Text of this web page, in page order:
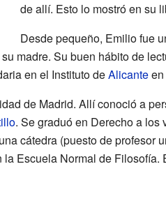
de allí. Esto lo mostró en su
Desde pequeño, Emilio fue
madre. Su buen hábito de
en el Instituto deAlicanteen
de Madrid. Allí conoció a
. Se graduó en Derecho a los
cátedra (puesto de profesor
Escuela Normal de